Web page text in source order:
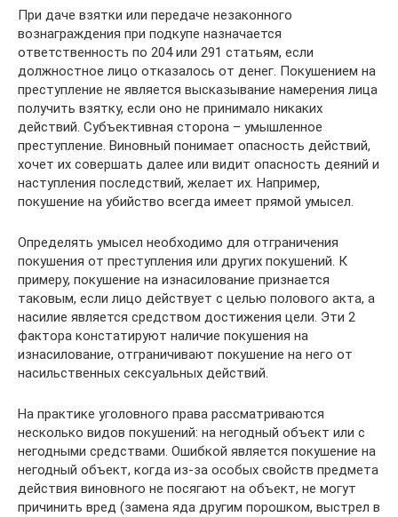
При даче взятки или передаче незаконного
вознаграждения при подкупе назначается
ответственность по 204 или 291 статьям, если
должностное лицо отказалось от денег. Покушением на
преступление не является высказывание намерения лица
получить взятку, если оно не принимало никаких
действий. Субъективная сторона – умышленное
преступление. Виновный понимает опасность действий,
хочет их совершать далее или видит опасность деяний и
наступления последствий, желает их. Например,
покушение на убийство всегда имеет прямой умысел.
Определять умысел необходимо для отграничения
покушения от преступления или других покушений. К
примеру, покушение на изнасилование признается
таковым, если лицо действует с целью полового акта, а
насилие является средством достижения цели. Эти 2
фактора констатируют наличие покушения на
изнасилование, отграничивают покушение на него от
насильственных сексуальных действий.
На практике уголовного права рассматриваются
несколько видов покушений: на негодный объект или с
негодными средствами. Ошибкой является покушение на
негодный объект, когда из-за особых свойств предмета
действия виновного не посягают на объект, не могут
причинить вред (замена яда другим порошком, выстрел в